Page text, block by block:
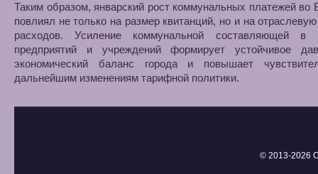
Таким образом, январский рост коммунальных платежей во
повлиял не только на размер квитанций, но и на отраслевую
расходов. Усиление коммунальной составляющей в
предприятий и учреждений формирует устойчивое
экономический баланс города и повышает
дальнейшим изменениям тарифной политики.
© 2013-2026